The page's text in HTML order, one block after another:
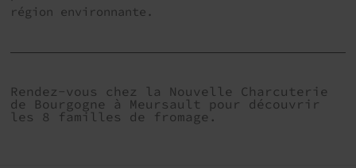
région environnante.
Rendez-vous chez la Nouvelle Charcuterie
de Bourgogne à Meursault pour découvrir
les 8 familles de fromage.